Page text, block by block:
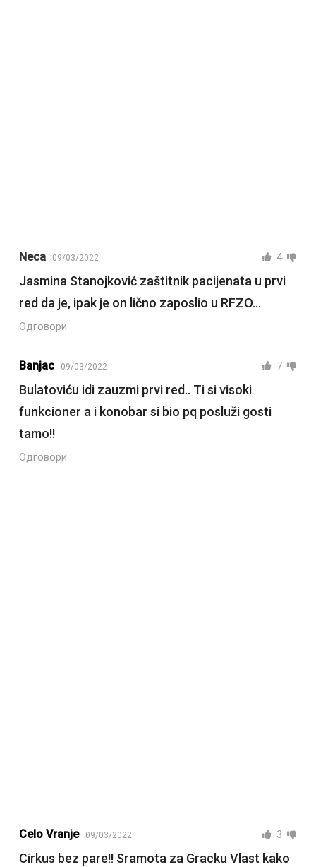
Neca 09/03/2022 4
Jasmina Stanojković zaštitnik pacijenata u prvi
red da je, ipak je on lično zaposlio u RFZO…
Одговори
Banjac 09/03/2022 7
Bulatoviću idi zauzmi prvi red.. Ti si visoki
funkcioner a i konobar si bio pq posluži gosti
tamo!!
Одговори
Celo Vranje 09/03/2022 3
Cirkus bez pare!! Sramota za Gracku Vlast kako